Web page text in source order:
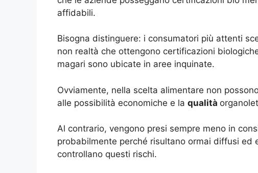
affidabili.
Bisogna distinguere: i consumatori più attenti
non realtà che ottengono certificazioni
magari sono ubicate in aree inquinate.
Ovviamente, nella scelta alimentare non
alle possibilità economiche e la qualità
Al contrario, vengono presi sempre meno in
probabilmente perché risultano ormai diffusi ed
controllano questi rischi.